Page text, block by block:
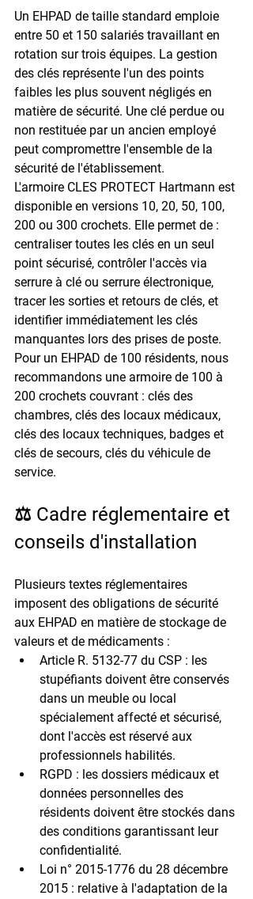
Un EHPAD de taille standard emploie
entre 50 et 150 salariés travaillant en
rotation sur trois équipes. La gestion
des clés représente l'un des points
faibles les plus souvent négligés en
matière de sécurité. Une clé perdue ou
non restituée par un ancien employé
peut compromettre l'ensemble de la
sécurité de l'établissement.
L'armoire CLES PROTECT Hartmann est
disponible en versions 10, 20, 50, 100,
200 ou 300 crochets. Elle permet de :
centraliser toutes les clés en un seul
point sécurisé, contrôler l'accès via
serrure à clé ou serrure électronique,
tracer les sorties et retours de clés, et
identifier immédiatement les clés
manquantes lors des prises de poste.
Pour un EHPAD de 100 résidents, nous
recommandons une armoire de 100 à
200 crochets couvrant : clés des
chambres, clés des locaux médicaux,
clés des locaux techniques, badges et
clés de secours, clés du véhicule de
service.
⚖️ Cadre réglementaire et
conseils d'installation
Plusieurs textes réglementaires
imposent des obligations de sécurité
aux EHPAD en matière de stockage de
valeurs et de médicaments :
Article R. 5132-77 du CSP : les
stupéfiants doivent être conservés
dans un meuble ou local
spécialement affecté et sécurisé,
dont l'accès est réservé aux
professionnels habilités.
RGPD : les dossiers médicaux et
données personnelles des
résidents doivent être stockés dans
des conditions garantissant leur
confidentialité.
Loi n° 2015-1776 du 28 décembre
2015 : relative à l'adaptation de la